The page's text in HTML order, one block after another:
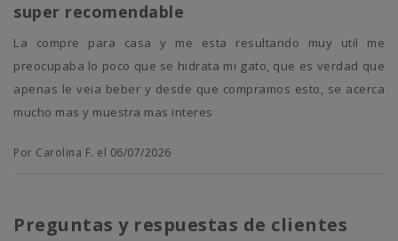
super recomendable
la compre para casa y me esta resultando muy util me
preocupaba lo poco que se hidrata mi gato, que es verdad que
apenas le veia beber y desde que compramos esto, se acerca
mucho mas y muestra mas interes
Por Carolina F. el 06/07/2026
Preguntas y respuestas de clientes